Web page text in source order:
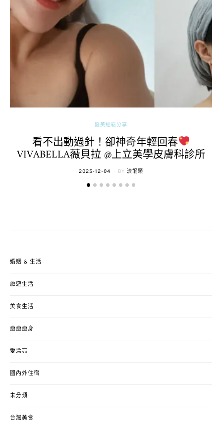
醫美經驗分享
看不出動過針！卻神奇年輕回春
VIVABELLA薇貝拉 @上立美學皮膚科診所
POSTED
2025-12-04 BY 流氓顆
婚姻 & 生活
旅遊生活
美食生活
瘦瘦瘦身
愛漂亮
國內外住宿
未分類
台灣美食